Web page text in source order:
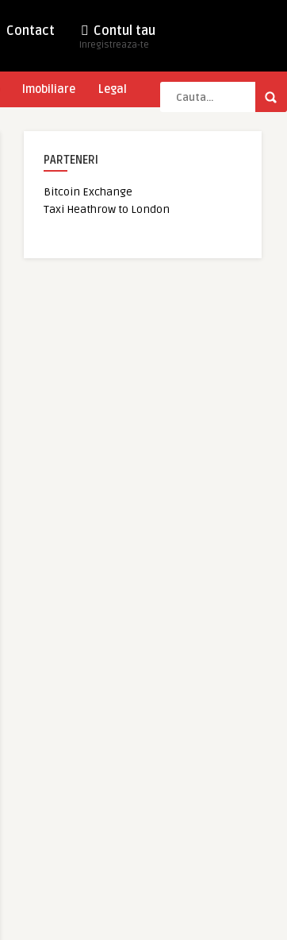
Contact Contul tau
Inregistreaza-te
Imobiliare Legal
PARTENERI
Bitcoin Exchange
Taxi Heathrow to London